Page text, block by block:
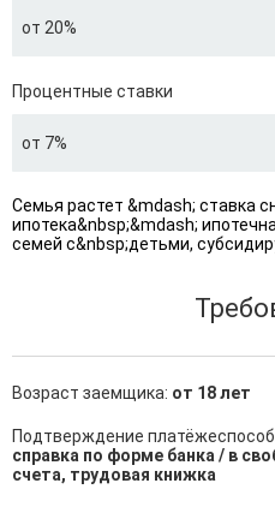
от 20%
Процентные ставки
от 7%
Семья растет &mdash; ставка
ипотека&nbsp;&mdash;
семей с&nbsp;детьми,
Возраст заемщика: от 18 лет
Подтверждение
справка по форме банка / в
счета, трудовая книжка